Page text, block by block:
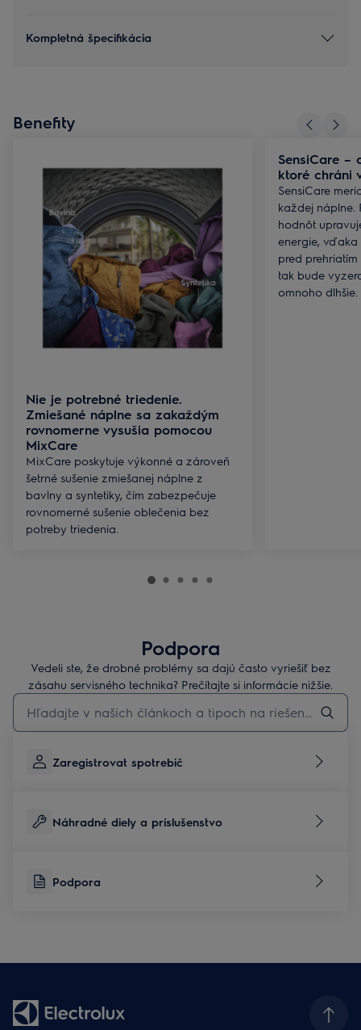
Kompletná špecifikácia
Benefity
Nie je potrebné triedenie.
Zmiešané náplne sa zakaždým
rovnomerne vysušia pomocou
MixCare
MixCare poskytuje výkonné a zároveň
šetrné sušenie zmiešanej náplne z
bavlny a syntetiky, čím zabezpečuje
rovnomerné sušenie oblečenia bez
potreby triedenia.
SensiCare –
ktoré chráni
SensiCare
každej náplne.
hodnôt
energie,
pred
tak bude
omnoho dlhšie.
Podpora
Vedeli ste, že drobné problémy sa dajú často vyriešiť bez
zásahu servisného technika? Prečítajte si informácie nižšie.
Pre vyhľadávanie v článkoch technickej podpory začnite písať
Zaregistrovat spotrebič
Náhradné diely a príslušenstvo
Podpora